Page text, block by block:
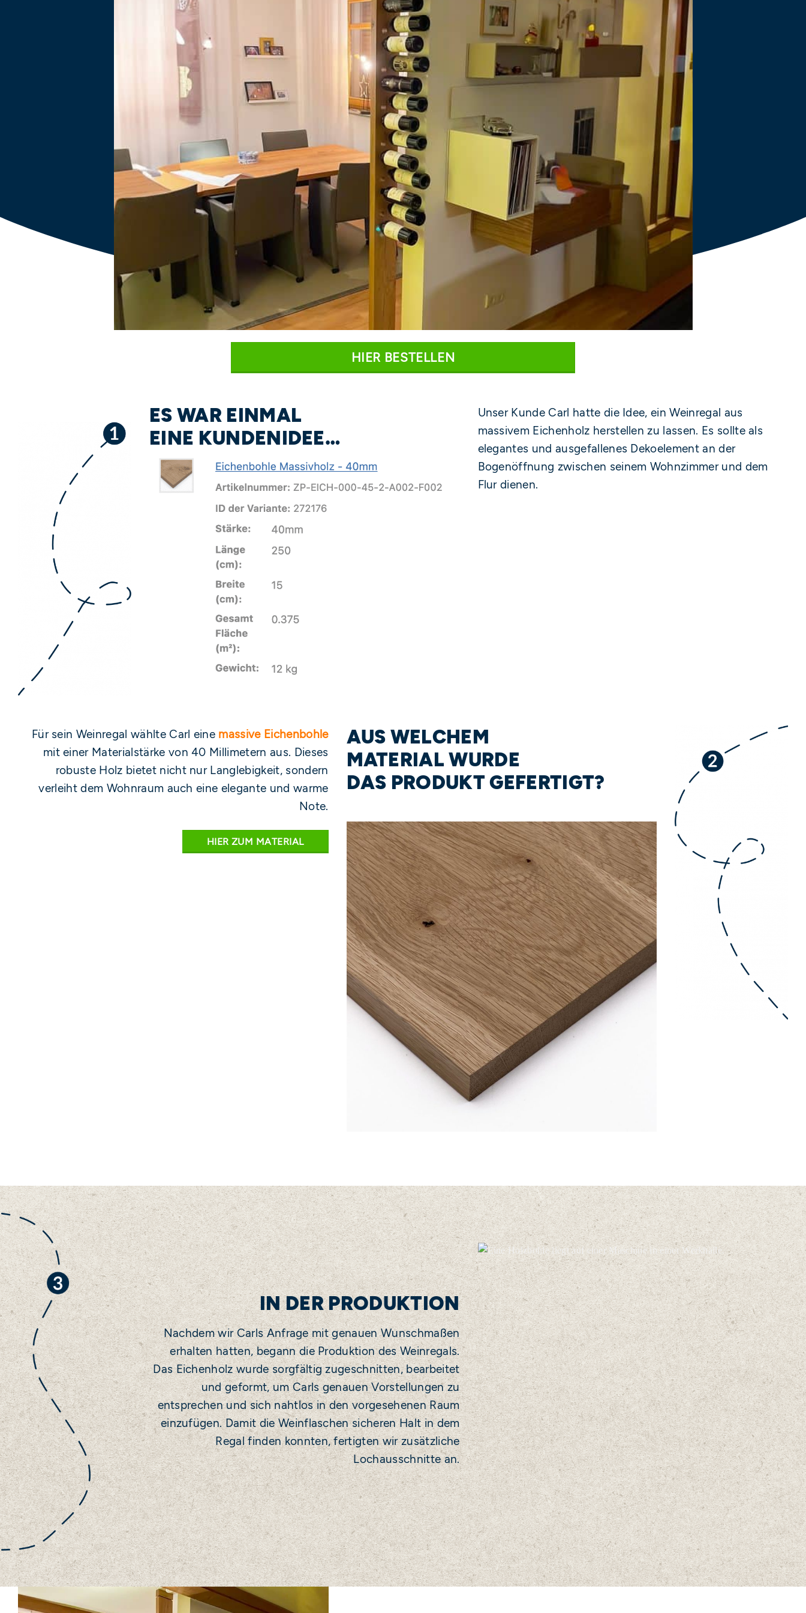
HIER BESTELLEN
ES WAR EINMAL
EINE KUNDENIDEE…
Unser Kunde Carl hatte die Idee, ein Weinregal aus
massivem Eichenholz herstellen zu lassen. Es sollte als
elegantes und ausgefallenes Dekoelement an der
Bogenöffnung zwischen seinem Wohnzimmer und dem
Flur dienen.
Für sein Weinregal wählte Carl eine massive Eichenbohle
mit einer Materialstärke von 40 Millimetern aus. Dieses
robuste Holz bietet nicht nur Langlebigkeit, sondern
verleiht dem Wohnraum auch eine elegante und warme
Note.
HIER ZUM MATERIAL
AUS WELCHEM
MATERIAL WURDE
DAS PRODUKT GEFERTIGT?
IN DER PRODUKTION
Nachdem wir Carls Anfrage mit genauen Wunschmaßen
erhalten hatten, begann die Produktion des Weinregals.
Das Eichenholz wurde sorgfältig zugeschnitten, bearbeitet
und geformt, um Carls genauen Vorstellungen zu
entsprechen und sich nahtlos in den vorgesehenen Raum
einzufügen. Damit die Weinflaschen sicheren Halt in dem
Regal finden konnten, fertigten wir zusätzliche
Lochausschnitte an.